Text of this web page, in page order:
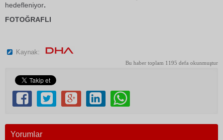
hedefleniyor.
FOTOĞRAFLI
Kaynak:
Bu haber toplam 1195 defa okunmuştur
Yorumlar